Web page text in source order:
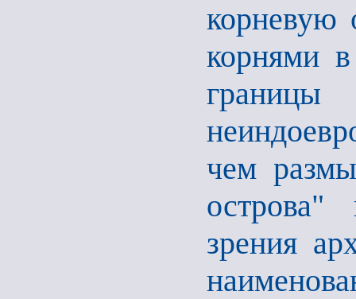
корневую
корнями в
границы
чем
острова"
зрения